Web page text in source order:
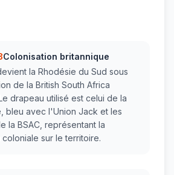
Colonisation britannique
la Rhodésie du Sud sous
de la British South Africa
drapeau utilisé est celui de la
bleu avec l'Union Jack et les
la BSAC, représentant la
coloniale sur le territoire.